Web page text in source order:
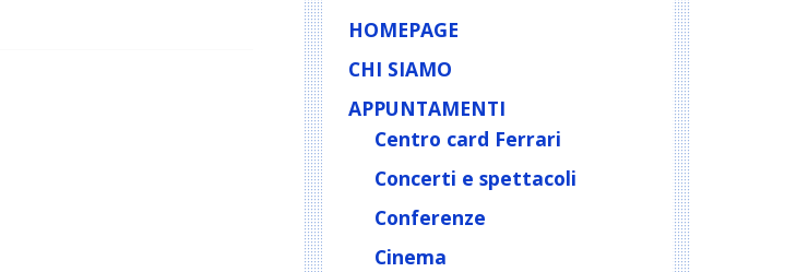
HOMEPAGE
CHI SIAMO
APPUNTAMENTI
Centro card Ferrari
Concerti e spettacoli
Conferenze
Cinema